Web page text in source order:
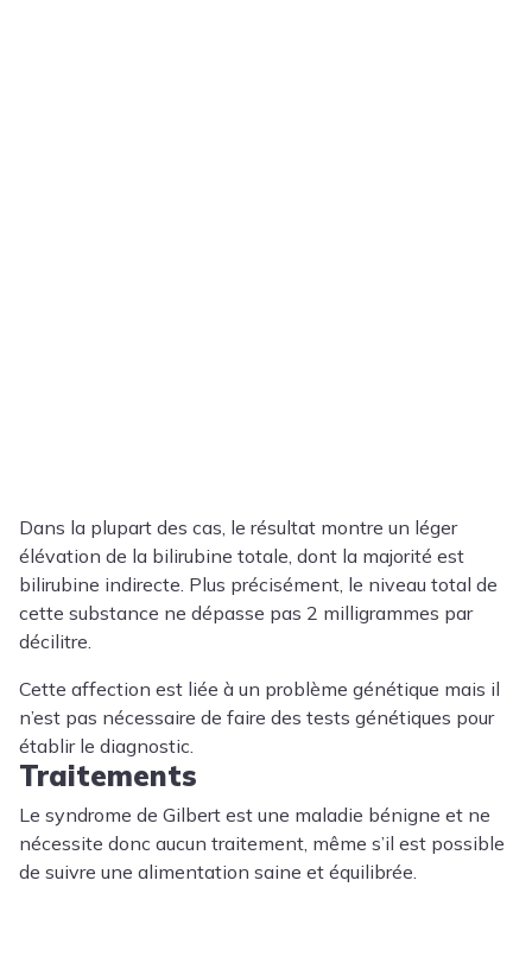
Dans la plupart des cas, le résultat montre un léger
élévation de la bilirubine totale, dont la majorité est
bilirubine indirecte. Plus précisément, le niveau total de
cette substance ne dépasse pas 2 milligrammes par
décilitre.
Cette affection est liée à un problème génétique mais il
n’est pas nécessaire de faire des tests génétiques pour
établir le diagnostic.
Traitements
Le syndrome de Gilbert est une maladie bénigne et ne
nécessite donc aucun traitement, même s’il est possible
de suivre une alimentation saine et équilibrée.